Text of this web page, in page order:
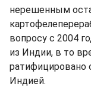
нерешенным
вопросу с 2004
из Индии, в то
Индией.